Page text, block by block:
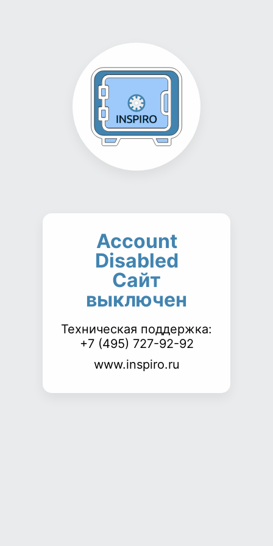
Account
Disabled
Сайт
выключен
Техническая поддержка:
+7 (495) 727-92-92
www.inspiro.ru